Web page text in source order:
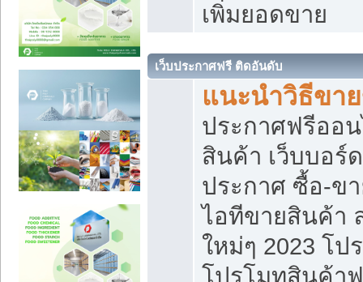
เพิ่มยอดขาย
เว็บประกาศฟรี ติดอันดับ
แนะนำวิธีขา
ประกาศฟรีออ
สินค้า เว็บบอร์
ประกาศ ซื้อ-ข
ไอทีขายสินค้า
ใหม่ๆ 2023 โป
โปรโมทสินค้า